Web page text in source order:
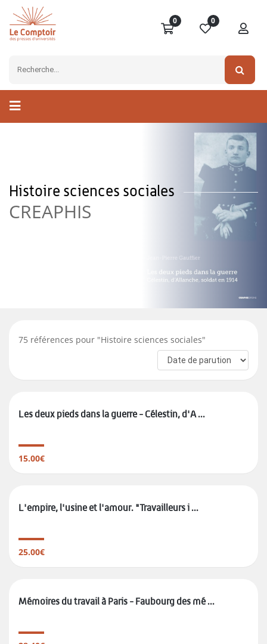
0 0
Histoire sciences sociales
CREAPHIS
75 références pour "Histoire sciences sociales"
Les deux pieds dans la guerre - Célestin, d'A ...
15.00€
L'empire, l'usine et l'amour. "Travailleurs i ...
25.00€
Mémoires du travail à Paris - Faubourg des mé ...